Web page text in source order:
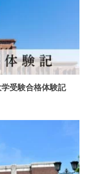
学受験合格体験記